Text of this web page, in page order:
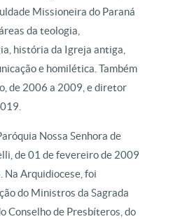
Missioneira do Paraná
da teologia,
história da Igreja antiga,
e homilética. Também
de 2006 a 2009, e diretor
Nossa Senhora de
de 01 de fevereiro de 2009
Na Arquidiocese, foi
do Ministros da Sagrada
Conselho de Presbíteros, do